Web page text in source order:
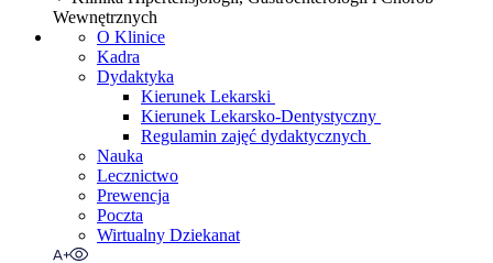
Wewnętrznych
O Klinice
Kadra
Dydaktyka
Kierunek Lekarski
Kierunek Lekarsko-Dentystyczny
Regulamin zajęć dydaktycznych
Nauka
Lecznictwo
Prewencja
Poczta
Wirtualny Dziekanat